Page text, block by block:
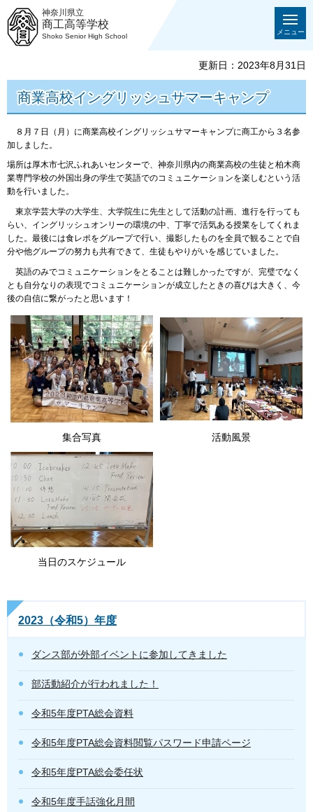
神奈川県立
商工高等学校
Shoko Senior High School
メニュー
更新日：2023年8月31日
商業高校イングリッシュサマーキャンプ
８月７日（月）に商業高校イングリッシュサマーキャンプに商工から３名参
加しました。
場所は厚木市七沢ふれあいセンターで、神奈川県内の商業高校の生徒と柏木商
業専門学校の外国出身の学生で英語でのコミュニケーションを楽しむという活
動を行いました。
東京学芸大学の大学生、大学院生に先生として活動の計画、進行を行っても
らい、イングリッシュオンリーの環境の中、丁寧で活気ある授業をしてくれま
した。最後には食レポをグループで行い、撮影したものを全員で観ることで自
分や他グループの努力も共有できて、生徒もやりがいを感じていました。
英語のみでコミュニケーションをとることは難しかったですが、完璧でなく
とも自分なりの表現でコミュニケーションが成立したときの喜びは大きく、今
後の自信に繋がったと思います！
集合写真 活動風景
当日のスケジュール
2023（令和5）年度
ダンス部が外部イベントに参加してきました
部活動紹介が行われました！
令和5年度PTA総会資料
令和5年度PTA総会資料閲覧パスワード申請ページ
令和5年度PTA総会委任状
令和5年度手話強化月間